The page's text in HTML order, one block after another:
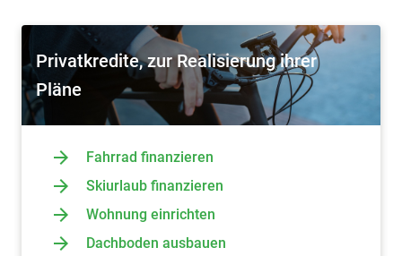
Privatkredite, zur Realisierung ihrer
Pläne
Fahrrad finanzieren
Skiurlaub finanzieren
Wohnung einrichten
Dachboden ausbauen